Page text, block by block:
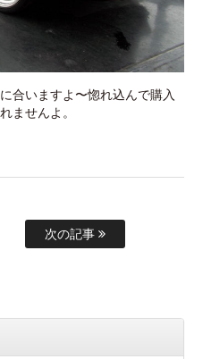
合いますよ〜惚れ込んで購入
ませんよ。
次の記事